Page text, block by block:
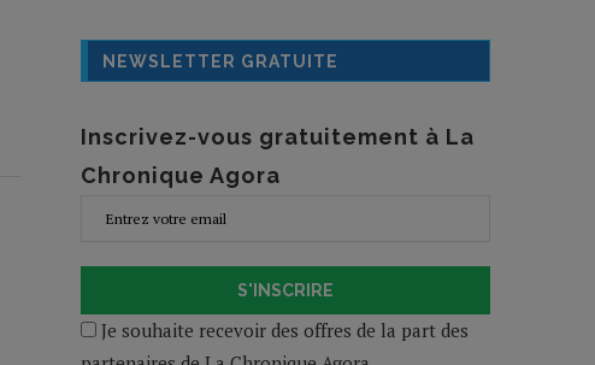
NEWSLETTER GRATUITE
Inscrivez-vous gratuitement à La
Chronique Agora
S'INSCRIRE
Je souhaite recevoir des offres de la part des